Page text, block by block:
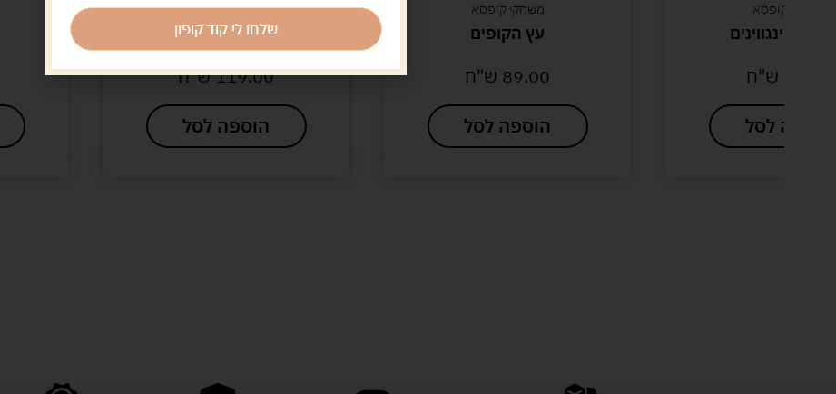
הוספה לסל
משחקי זיכרון
תפוס ת'לשון
119.00ש"ח
הוספה לסל
משחקי אסטרטגיה
המבוך – מיני
105.00ש"ח
הוספה לסל
שלחו לי קוד קופון